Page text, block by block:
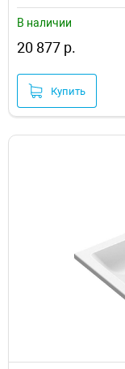
В наличии
20 877 р.
Купить